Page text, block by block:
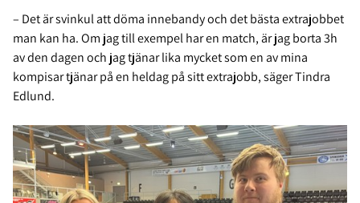
– Det är svinkul att döma innebandy och det bästa extrajobbet
man kan ha. Om jag till exempel har en match, är jag borta 3h
av den dagen och jag tjänar lika mycket som en av mina
kompisar tjänar på en heldag på sitt extrajobb, säger Tindra
Edlund.